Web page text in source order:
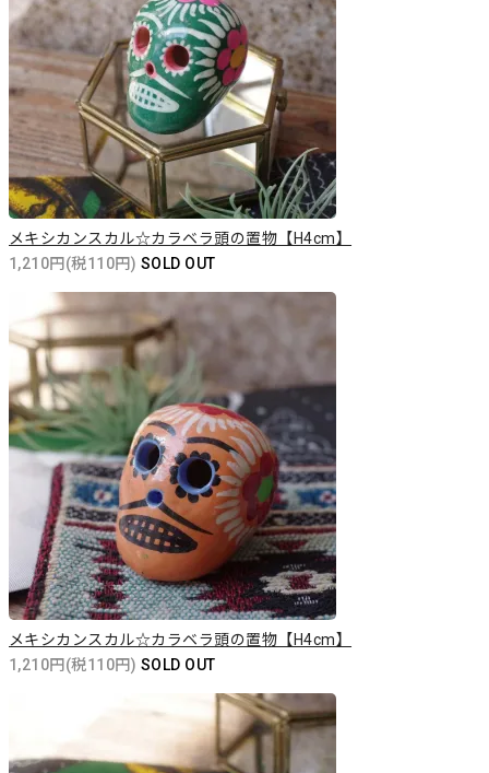
メキシカンスカル☆カラベラ頭の置物【H4cm】
1,210円(税110円) SOLD OUT
メキシカンスカル☆カラベラ頭の置物【H4cm】
1,210円(税110円) SOLD OUT